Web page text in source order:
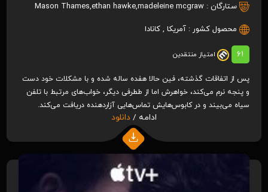
ستارگان : Mason Thames,ethan hawke,madeleine mcgraw
محصول کشور : آمریکا ,کانادا
61 امتیاز منتقدین
پس از اتفاقات گذشته، فین حالا هفده ساله شده و با مشکلات خود دست
و پنجه نرم می‌کند، خواهرش اما از ططرفی دیگر، خواب‌های مرتبط با تلفن
سیاه می‌بیند و در کابوس‌هایش تماس‌هایی آزاردهنده دریافت می‌کند.
ادامه / دانلود